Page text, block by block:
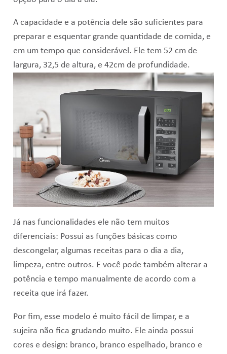
A capacidade e a potência dele são suficientes para
preparar e esquentar grande quantidade de comida, e
em um tempo que considerável. Ele tem 52 cm de
largura, 32,5 de altura, e 42cm de profundidade.
Já nas funcionalidades ele não tem muitos
diferenciais: Possui as funções básicas como
descongelar, algumas receitas para o dia a dia,
limpeza, entre outros. E você pode também alterar a
potência e tempo manualmente de acordo com a
receita que irá fazer.
Por fim, esse modelo é muito fácil de limpar, e a
sujeira não fica grudando muito. Ele ainda possui
cores e design: branco, branco espelhado, branco e